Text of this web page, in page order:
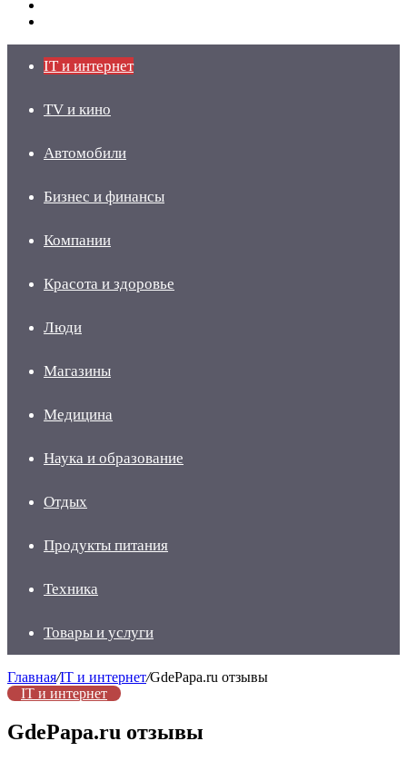
IT и интернет
TV и кино
Автомобили
Бизнес и финансы
Компании
Красота и здоровье
Люди
Магазины
Медицина
Наука и образование
Отдых
Продукты питания
Техника
Товары и услуги
Главная/IT и интернет/GdePapa.ru отзывы
IT и интернет
GdePapa.ru отзывы